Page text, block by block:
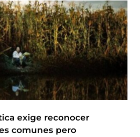
exige reconocer
comunes pero